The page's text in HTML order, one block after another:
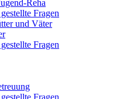
Reha
Fragen
und Väter
Fragen